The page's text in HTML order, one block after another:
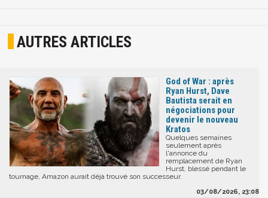
AUTRES ARTICLES
God of War : après
Ryan Hurst, Dave
Bautista serait en
négociations pour
devenir le nouveau
Kratos
Quelques semaines
seulement après
l'annonce du
remplacement de Ryan
Hurst, blessé pendant le
tournage, Amazon aurait déjà trouvé son successeur.
03/08/2026, 23:08